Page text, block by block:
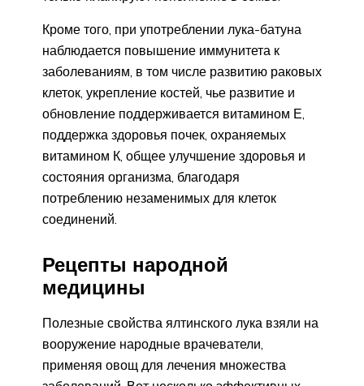
Кроме того, при употреблении лука-батуна
наблюдается повышение иммунитета к
заболеваниям, в том числе развитию раковых
клеток, укрепление костей, чье развитие и
обновление поддерживается витамином Е,
поддержка здоровья почек, охраняемых
витамином К, общее улучшение здоровья и
состояния организма, благодаря
потреблению незаменимых для клеток
соединений.
Рецепты народной
медицины
Полезные свойства ялтинского лука взяли на
вооружение народные врачеватели,
применяя овощ для лечения множества